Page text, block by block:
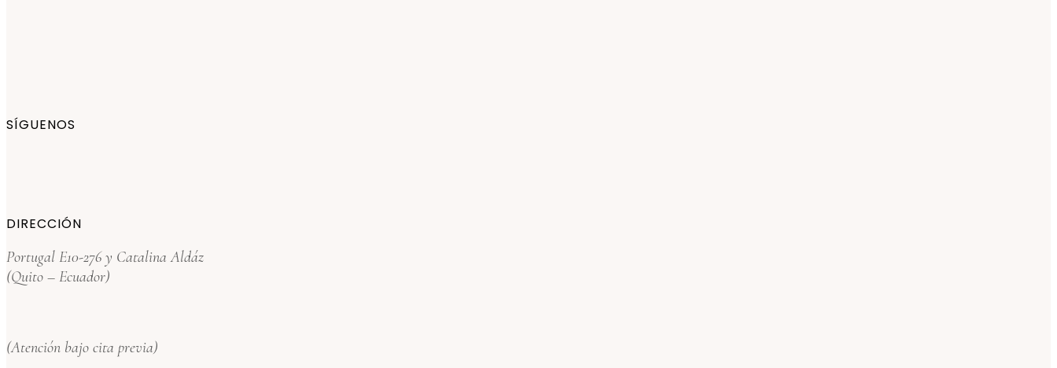
SÍGUENOS
DIRECCIÓN
Portugal E10-276 y Catalina Aldáz
(Quito – Ecuador)
(Atención bajo cita previa)